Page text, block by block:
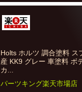
Holts ホルツ 調合塗料 ス
産 KK9 グレー 車塗料 ボ
カ...
パーツキング楽天市場店